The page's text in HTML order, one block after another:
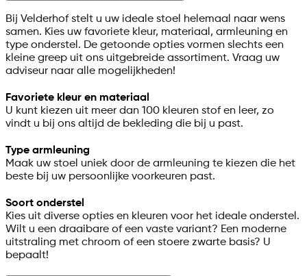
Bij Velderhof stelt u uw ideale stoel helemaal naar wens
samen. Kies uw favoriete kleur, materiaal, armleuning en
type onderstel. De getoonde opties vormen slechts een
kleine greep uit ons uitgebreide assortiment. Vraag uw
adviseur naar alle mogelijkheden!
Favoriete kleur en materiaal
U kunt kiezen uit meer dan 100 kleuren stof en leer, zo
vindt u bij ons altijd de bekleding die bij u past.
Type armleuning
Maak uw stoel uniek door de armleuning te kiezen die het
beste bij uw persoonlijke voorkeuren past.
Soort onderstel
Kies uit diverse opties en kleuren voor het ideale onderstel.
Wilt u een draaibare of een vaste variant? Een moderne
uitstraling met chroom of een stoere zwarte basis? U
bepaalt!